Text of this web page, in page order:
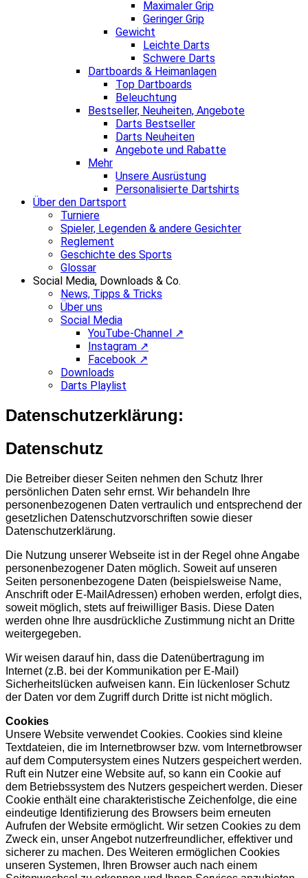
Maximaler Grip
Geringer Grip
Gewicht
Leichte Darts
Schwere Darts
Dartboards & Heimanlagen
Top Dartboards
Beleuchtung
Bestseller, Neuheiten, Angebote
Darts Bestseller
Darts Neuheiten
Angebote und Rabatte
Mehr
Unsere Ausrüstung
Personalisierte Dartshirts
Über den Dartsport
Turniere
Spieler, Legenden & andere Gesichter
Reglement
Geschichte des Sports
Glossar
Social Media, Downloads & Co.
News, Tipps & Tricks
Über uns
Social Media
YouTube-Channel ↗
Instagram ↗
Facebook ↗
Downloads
Darts Playlist
Datenschutzerklärung:
Datenschutz
Die Betreiber dieser Seiten nehmen den Schutz Ihrer
persönlichen Daten sehr ernst. Wir behandeln Ihre
personenbezogenen Daten vertraulich und entsprechend der
gesetzlichen Datenschutzvorschriften sowie dieser
Datenschutzerklärung.
Die Nutzung unserer Webseite ist in der Regel ohne Angabe
personenbezogener Daten möglich. Soweit auf unseren
Seiten personenbezogene Daten (beispielsweise Name,
Anschrift oder E-MailAdressen) erhoben werden, erfolgt dies,
soweit möglich, stets auf freiwilliger Basis. Diese Daten
werden ohne Ihre ausdrückliche Zustimmung nicht an Dritte
weitergegeben.
Wir weisen darauf hin, dass die Datenübertragung im
Internet (z.B. bei der Kommunikation per E-Mail)
Sicherheitslücken aufweisen kann. Ein lückenloser Schutz
der Daten vor dem Zugriff durch Dritte ist nicht möglich.
Cookies
Unsere Website verwendet Cookies. Cookies sind kleine
Textdateien, die im Internetbrowser bzw. vom Internetbrowser
auf dem Computersystem eines Nutzers gespeichert werden.
Ruft ein Nutzer eine Website auf, so kann ein Cookie auf
dem Betriebssystem des Nutzers gespeichert werden. Dieser
Cookie enthält eine charakteristische Zeichenfolge, die eine
eindeutige Identifizierung des Browsers beim erneuten
Aufrufen der Website ermöglicht. Wir setzen Cookies zu dem
Zweck ein, unser Angebot nutzerfreundlicher, effektiver und
sicherer zu machen. Des Weiteren ermöglichen Cookies
unseren Systemen, Ihren Browser auch nach einem